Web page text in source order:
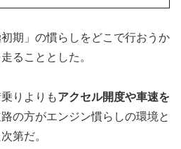
期」の慣らしをどこで行おうか
ることとした。
りよりもアクセル開度や車速を
の方がエンジン慣らしの環境と
第だ。